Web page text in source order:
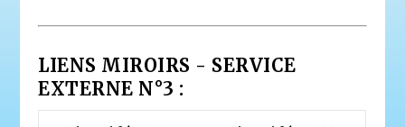
LIENS MIROIRS - SERVICE
EXTERNE N°3 :